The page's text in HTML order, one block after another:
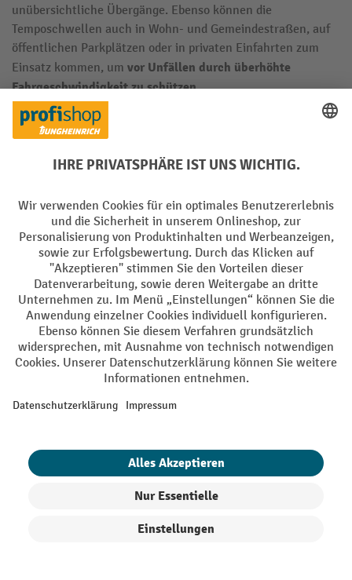
unübersichtliche Übergänge. Ebenso können die
Temposchwellen auch in Wohn- und Gemeindestraßen, auf
öffentlichen Parkplätzen oder in privaten Einfahrten zum
Einsatz kommen, um vor Unfällen durch überhöhte
Fahrgeschwindigkeit zu schützen.
Die Produkte aus unserem Shop sorgen mit auffälligen
Farben und Reflektoren für eine
jeder Tages- und Nachtzeit sowie bei schlechtem Wetter.
Polypropylen oder PVC machen unsere Fahrbahnschwellen
robust und witterungsbeständig.
Eine Bremsschwelle kaufen Sie bei uns entweder als
vollständiges Fahrbahnschwellen-Set oder als individuell
zusammenstellbare Einzelelemente.
1. Diese Vorteile bieten Fahrbahnschwellen
Bei uns profitieren
Sie von einer großen
vielen Vorteilen: